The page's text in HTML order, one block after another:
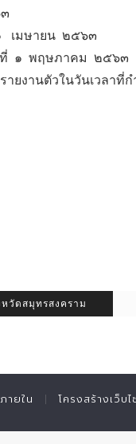
เมษายน ๒๕๖๓
ที่ ๑ พฤษภาคม ๒๕๖๓
ยงานตัวในวันเวลาที่
วัดสมุทรสงคราม
ายใน โครงสร้างเว็บ